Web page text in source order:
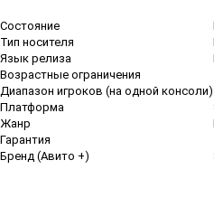
Состояние
Тип носителя
Язык релиза
Возрастные ограничения
Диапазон игроков (на одной консоли)
Платформа
Жанр
Гарантия
Бренд (Авито +)